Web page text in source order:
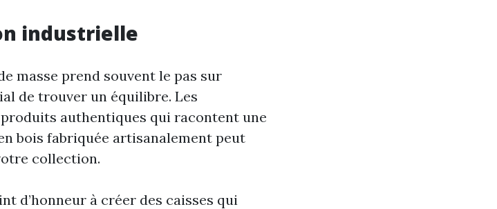
industrielle
masse prend souvent le pas sur
de trouver un équilibre. Les
authentiques qui racontent une
bois fabriquée artisanalement peut
collection.
d’honneur à créer des caisses qui